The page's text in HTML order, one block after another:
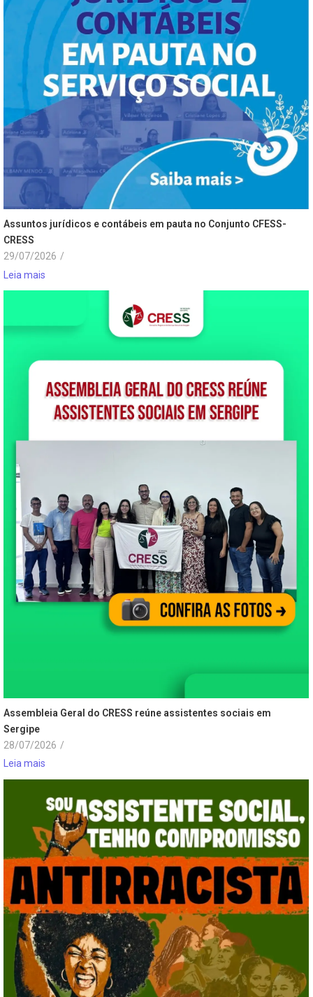
Assuntos jurídicos e contábeis em pauta no Conjunto CFESS-
CRESS
29/07/2026 /
Leia mais
Assembleia Geral do CRESS reúne assistentes sociais em
Sergipe
28/07/2026 /
Leia mais